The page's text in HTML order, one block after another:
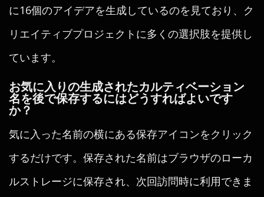
に16個のアイデアを生成しているのを見ており、ク
リエイティブプロジェクトに多くの選択肢を提供し
ています。
お気に入りの生成されたカルティベーション
名を後で保存するにはどうすればよいです
か？
気に入った名前の横にある保存アイコンをクリック
するだけです。保存された名前はブラウザのローカ
ルストレージに保存され、次回訪問時に利用できま